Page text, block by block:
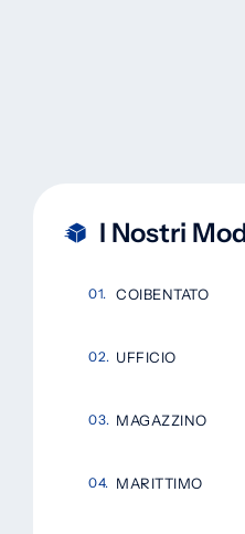
I Nostri
COIBENTATO
UFFICIO
MAGAZZINO
MARITTIMO